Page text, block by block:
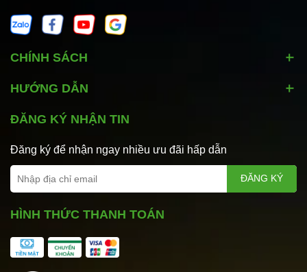
CHÍNH SÁCH
HƯỚNG DẪN
ĐĂNG KÝ NHẬN TIN
Đăng ký để nhận ngay nhiều ưu đãi hấp dẫn
ĐĂNG KÝ
HÌNH THỨC THANH TOÁN